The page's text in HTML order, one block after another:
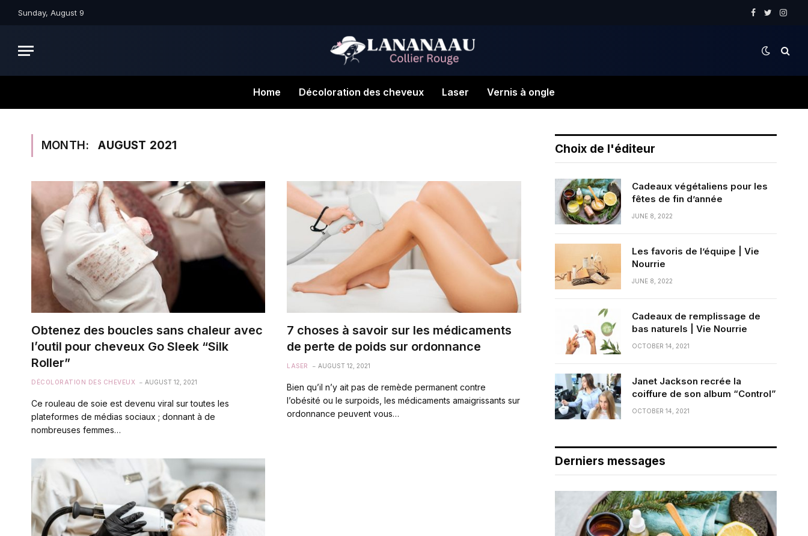
Sunday, August 9
Facebook
Twitter
Home Décoloration des cheveux Laser Vernis à ongle
MONTH: AUGUST 2021
Obtenez des boucles sans chaleur avec
l’outil pour cheveux Go Sleek “Silk
Roller”
DÉCOLORATION DES CHEVEUX AUGUST 12, 2021
Ce rouleau de soie est devenu viral sur toutes les
plateformes de médias sociaux ; donnant à de
nombreuses femmes…
7 choses à savoir sur les médicaments
de perte de poids sur ordonnance
LASER AUGUST 12, 2021
Bien qu’il n’y ait pas de remède permanent contre
l’obésité ou le surpoids, les médicaments amaigrissants sur
ordonnance peuvent vous…
Choix de l'éditeur
Cadeaux végétaliens pour les
fêtes de fin d’année
JUNE 8, 2022
Les favoris de l’équipe | Vie
Nourrie
JUNE 8, 2022
Cadeaux de remplissage de
bas naturels | Vie Nourrie
OCTOBER 14, 2021
Janet Jackson recrée la
coiffure de son album “Control”
OCTOBER 14, 2021
Derniers messages